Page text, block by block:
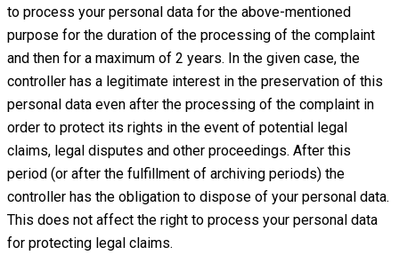
to process your personal data for the above-mentioned
purpose for the duration of the processing of the complaint
and then for a maximum of 2 years. In the given case, the
controller has a legitimate interest in the preservation of this
personal data even after the processing of the complaint in
order to protect its rights in the event of potential legal
claims, legal disputes and other proceedings. After this
period (or after the fulfillment of archiving periods) the
controller has the obligation to dispose of your personal data.
This does not affect the right to process your personal data
for protecting legal claims.